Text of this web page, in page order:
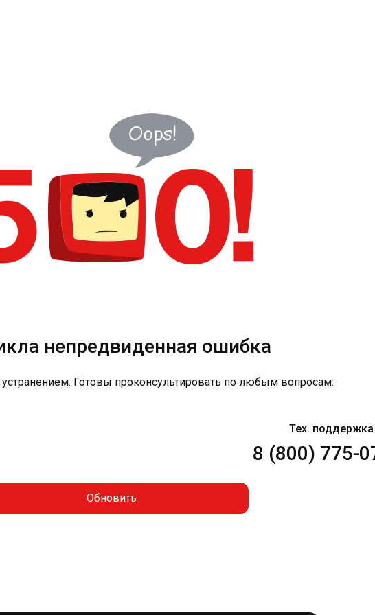
непредвиденная ошибка
Готовы проконсультировать по любым вопросам:
Тех. поддержка
8 (800) 775-
Обновить